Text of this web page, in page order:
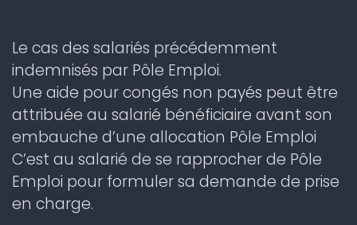
Le cas des salariés précédemment
indemnisés par Pôle Emploi.
Une aide pour congés non payés peut être
attribuée au salarié bénéficiaire avant son
embauche d’une allocation Pôle Emploi
C’est au salarié de se rapprocher de Pôle
Emploi pour formuler sa demande de prise
en charge.